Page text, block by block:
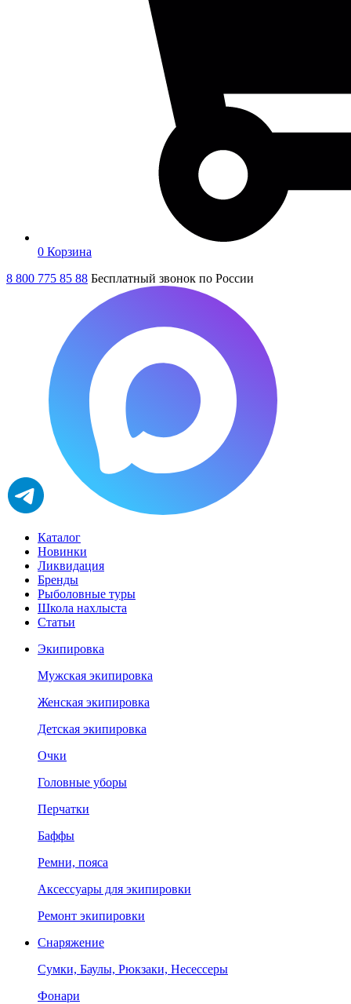
0 Корзина
8 800 775 85 88 Бесплатный звонок по России
Каталог
Новинки
Ликвидация
Бренды
Рыболовные туры
Школа нахлыста
Статьи
Экипировка
Мужская экипировка
Женская экипировка
Детская экипировка
Очки
Головные уборы
Перчатки
Баффы
Ремни, пояса
Аксессуары для экипировки
Ремонт экипировки
Снаряжение
Сумки, Баулы, Рюкзаки, Несессеры
Фонари